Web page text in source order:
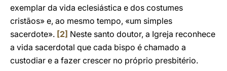
exemplar da vida eclesiástica e dos costumes
cristãos» e, ao mesmo tempo, «um simples
sacerdote». [2] Neste santo doutor, a Igreja reconhece
a vida sacerdotal que cada bispo é chamado a
custodiar e a fazer crescer no próprio presbitério.